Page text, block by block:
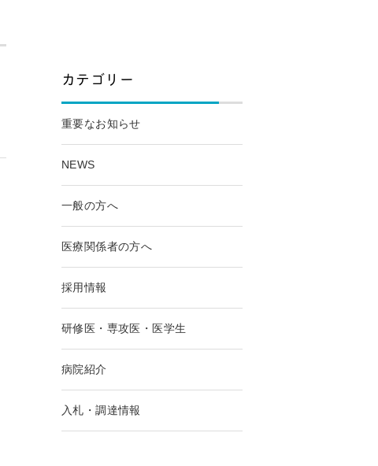
カテゴリー
重要なお知らせ
NEWS
一般の方へ
医療関係者の方へ
採用情報
研修医・専攻医・医学生
病院紹介
入札・調達情報